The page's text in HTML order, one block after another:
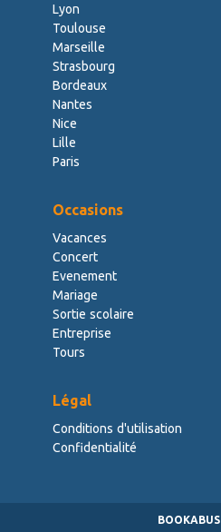
Lyon
Toulouse
Marseille
Strasbourg
Bordeaux
Nantes
Nice
Lille
Paris
Occasions
Vacances
Concert
Evenement
Mariage
Sortie scolaire
Entreprise
Tours
Légal
Conditions d'utilisation
Confidentialité
BOOKABUS